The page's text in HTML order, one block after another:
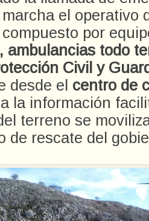
el operativo
por
ambulancias todo
Civil y
desde el centro de
la información
terreno se
de rescate del